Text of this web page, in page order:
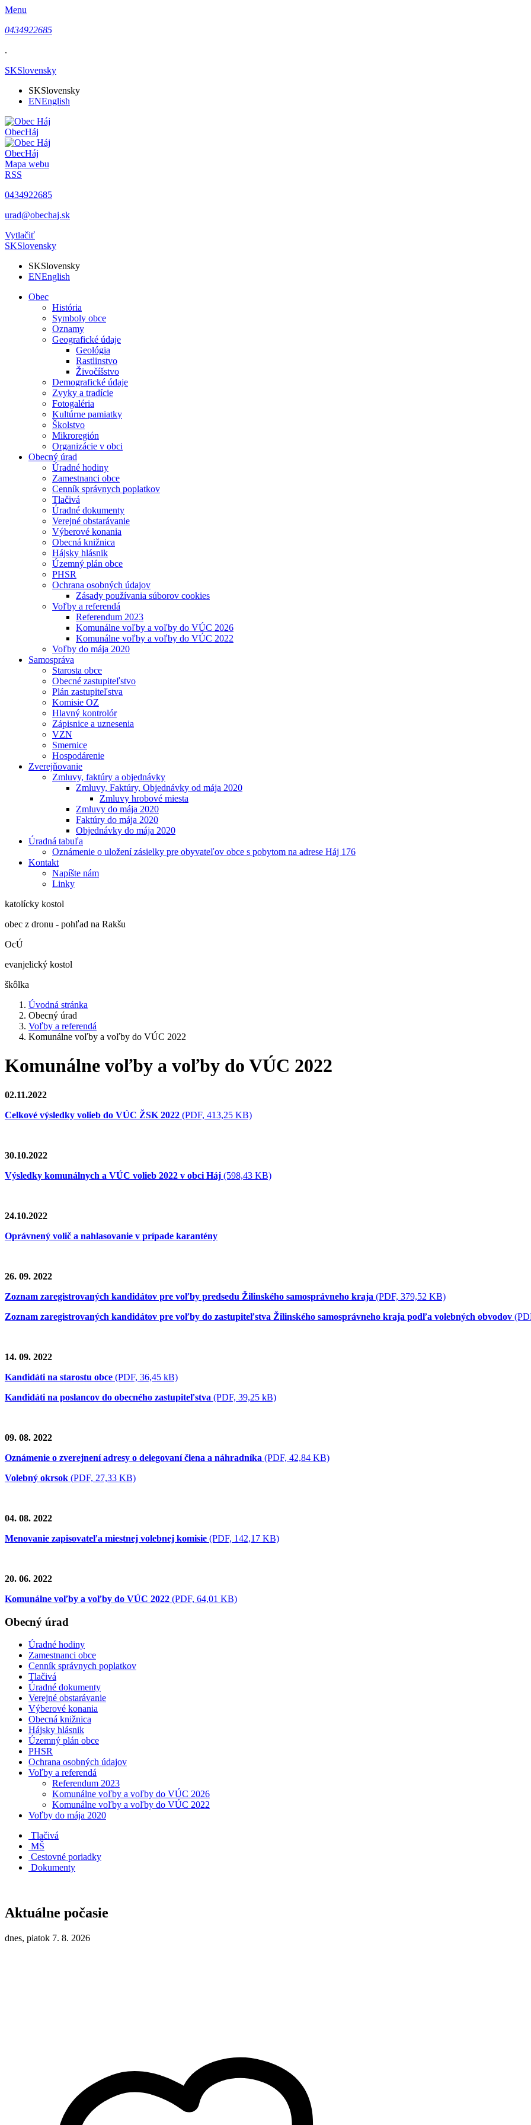
Menu
0434922685
.
SKSlovensky
SKSlovensky
ENEnglish
ObecHáj
ObecHáj
Mapa webu
RSS
0434922685
urad@obechaj.sk
Vytlačiť
SKSlovensky
SKSlovensky
ENEnglish
Obec
História
Symboly obce
Oznamy
Geografické údaje
Geológia
Rastlinstvo
Živočíšstvo
Demografické údaje
Zvyky a tradície
Fotogaléria
Kultúrne pamiatky
Školstvo
Mikroregión
Organizácie v obci
Obecný úrad
Úradné hodiny
Zamestnanci obce
Cenník správnych poplatkov
Tlačivá
Úradné dokumenty
Verejné obstarávanie
Výberové konania
Obecná knižnica
Hájsky hlásnik
Územný plán obce
PHSR
Ochrana osobných údajov
Zásady používania súborov cookies
Voľby a referendá
Referendum 2023
Komunálne voľby a voľby do VÚC 2026
Komunálne voľby a voľby do VÚC 2022
Voľby do mája 2020
Samospráva
Starosta obce
Obecné zastupiteľstvo
Plán zastupiteľstva
Komisie OZ
Hlavný kontrolór
Zápisnice a uznesenia
VZN
Smernice
Hospodárenie
Zverejňovanie
Zmluvy, faktúry a objednávky
Zmluvy, Faktúry, Objednávky od mája 2020
Zmluvy hrobové miesta
Zmluvy do mája 2020
Faktúry do mája 2020
Objednávky do mája 2020
Úradná tabuľa
Oznámenie o uložení zásielky pre obyvateľov obce s pobytom na adrese Háj 176
Kontakt
Napíšte nám
Linky
katolícky kostol
obec z dronu - pohľad na Rakšu
OcÚ
evanjelický kostol
škôlka
Úvodná stránka
Obecný úrad
Voľby a referendá
Komunálne voľby a voľby do VÚC 2022
Komunálne voľby a voľby do VÚC 2022
02.11.2022
Celkové výsledky volieb do VÚC ŽSK 2022 (PDF, 413,25 KB)
30.10.2022
Výsledky komunálnych a VÚC volieb 2022 v obci Háj (598,43 KB)
24.10.2022
Oprávnený volič a nahlasovanie v prípade karantény
26. 09. 2022
Zoznam zaregistrovaných kandidátov pre voľby predsedu Žilinského samosprávneho kraja (PDF, 379,52 KB)
Zoznam zaregistrovaných kandidátov pre voľby do zastupiteľstva Žilinského samosprávneho kraja podľa volebných obvodov
14. 09. 2022
Kandidáti na starostu obce (PDF, 36,45 kB)
Kandidáti na poslancov do obecného zastupiteľstva (PDF, 39,25 kB)
09. 08. 2022
Oznámenie o zverejnení adresy o delegovaní člena a náhradníka (PDF, 42,84 KB)
Volebný okrsok (PDF, 27,33 KB)
04. 08. 2022
Menovanie zapisovateľa miestnej volebnej komisie (PDF, 142,17 KB)
20. 06. 2022
Komunálne voľby a voľby do VÚC 2022 (PDF, 64,01 KB)
Obecný úrad
Úradné hodiny
Zamestnanci obce
Cenník správnych poplatkov
Tlačivá
Úradné dokumenty
Verejné obstarávanie
Výberové konania
Obecná knižnica
Hájsky hlásnik
Územný plán obce
PHSR
Ochrana osobných údajov
Voľby a referendá
Referendum 2023
Komunálne voľby a voľby do VÚC 2026
Komunálne voľby a voľby do VÚC 2022
Voľby do mája 2020
Tlačivá
MŠ
Cestovné poriadky
Dokumenty
Aktuálne počasie
dnes, piatok 7. 8. 2026